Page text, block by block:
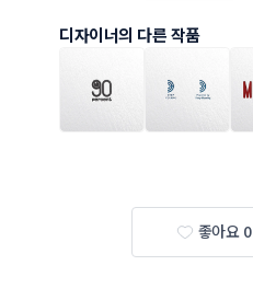
디자이너의 다른 작품
좋아요 0